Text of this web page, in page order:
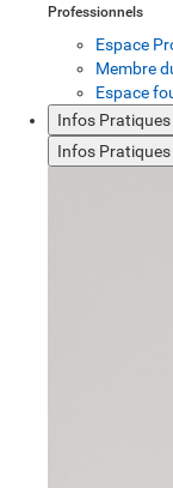
Professionnels
Espace
Membre
Espace
Infos Pratiques
Infos Pratiques